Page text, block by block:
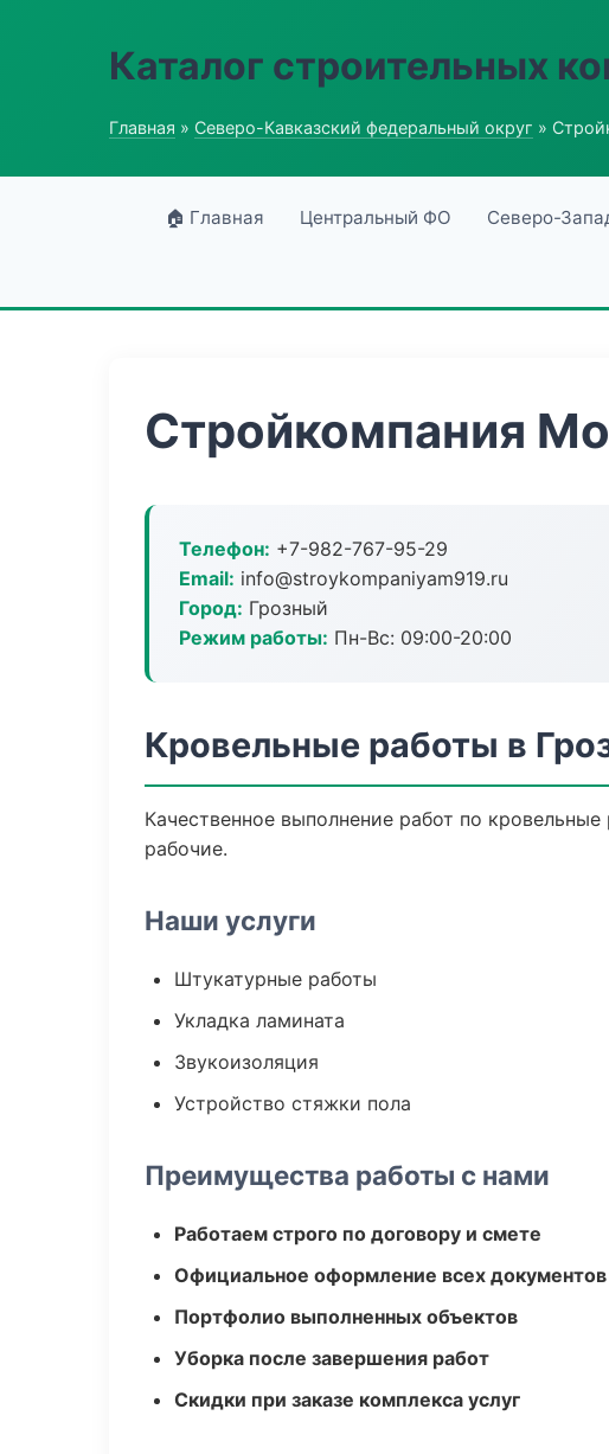
Каталог строительных
Главная » Северо-Кавказский федеральный округ »
🏠 Главная Центральный ФО Северо-
Стройкомпания
Телефон: +7-982-767-95-29
Email: info@stroykompaniyam919.ru
Город: Грозный
Режим работы: Пн-Вс: 09:00-20:00
Кровельные работы в
Качественное выполнение работ по
рабочие.
Наши услуги
Штукатурные работы
Укладка ламината
Звукоизоляция
Устройство стяжки пола
Преимущества работы с нами
Работаем строго по договору и смете
Официальное оформление всех документов
Портфолио выполненных объектов
Уборка после завершения работ
Скидки при заказе комплекса услуг